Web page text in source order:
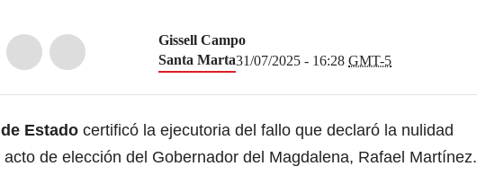
Gissell Campo
Santa Marta31/07/2025 - 16:28 GMT-5
Estado certificó la ejecutoria del fallo que declaró la nulidad
de elección del Gobernador del Magdalena, Rafael Martínez.